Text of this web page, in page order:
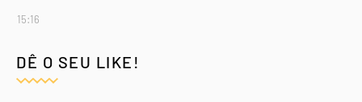
15:16
DÊ O SEU LIKE!